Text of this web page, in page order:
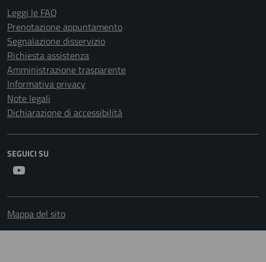
Leggi le FAQ
Prenotazione appuntamento
Segnalazione disservizio
Richiesta assistenza
Amministrazione trasparente
Informativa privacy
Note legali
Dichiarazione di accessibilità
SEGUICI SU
Mappa del sito